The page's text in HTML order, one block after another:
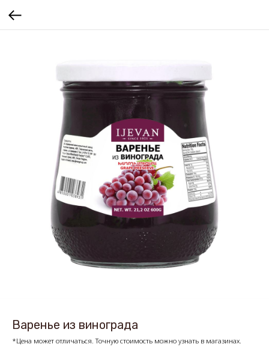
Варенье из винограда
*Цена может отличаться. Точную стоимость можно узнать в магазинах.